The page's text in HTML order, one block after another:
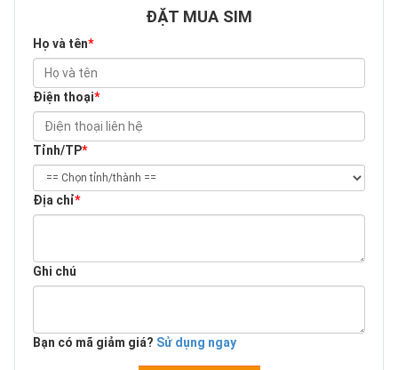
ĐẶT MUA SIM
Họ và tên*
Điện thoại*
Tỉnh/TP*
Địa chỉ*
Ghi chú
Bạn có mã giảm giá? Sử dụng ngay